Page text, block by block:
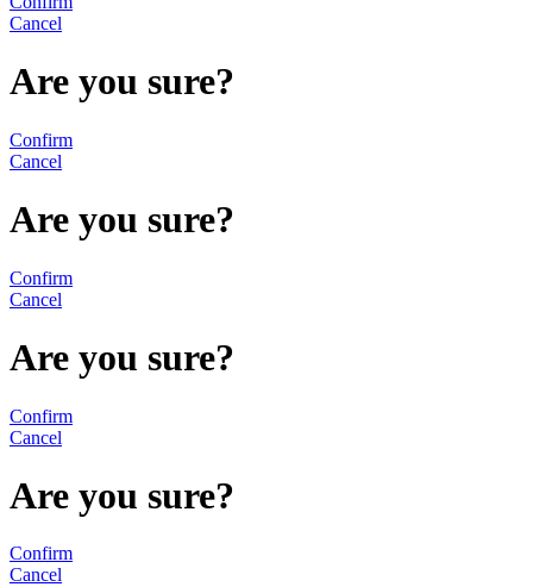
Cancel
Are you sure?
Confirm
Cancel
Are you sure?
Confirm
Cancel
Are you sure?
Confirm
Cancel
Are you sure?
Confirm
Cancel